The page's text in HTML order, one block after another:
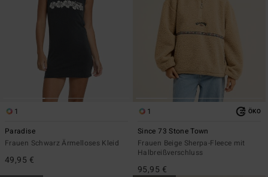
1
Paradise
Frauen Schwarz Ärmelloses Kleid
49,95 €
1 ÖKO
Since 73 Stone Town
Frauen Beige Sherpa-Fleece mit
Halbreißverschluss
95,95 €